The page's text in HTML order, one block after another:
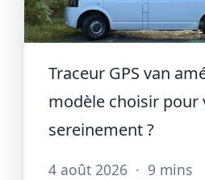
Traceur GPS van
modèle choisir pour
sereinement ?
4 août 2026 · 9 mins